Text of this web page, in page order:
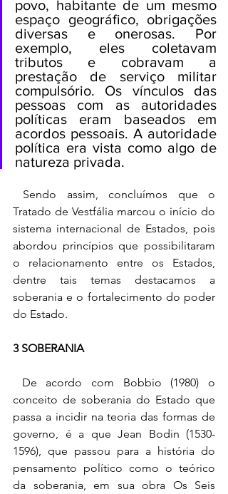
povo, habitante de um mesmo
espaço geográfico, obrigações
diversas e onerosas. Por
exemplo, eles coletavam
tributos e cobravam a
prestação de serviço militar
compulsório. Os vínculos das
pessoas com as autoridades
políticas eram baseados em
acordos pessoais. A autoridade
política era vista como algo de
natureza privada.
Tratado de Vestfália marcou o início do
sistema internacional de Estados, pois
abordou princípios que possibilitaram
o relacionamento entre os Estados,
dentre tais temas destacamos a
soberania e o fortalecimento do poder
do Estado.
3 SOBERANIA
conceito de soberania do Estado que
passa a incidir na teoria das formas de
governo, é a que Jean Bodin (1530-
1596), que passou para a história do
pensamento político como o teórico
da soberania, em sua obra Os Seis